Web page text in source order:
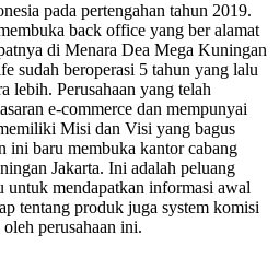
pada pertengahan tahun 2019.
back office yang ber alamat
di Menara Dea Mega Kuningan
sudah beroperasi 5 tahun yang lalu
lebih. Perusahaan yang telah
e-commerce dan mempunyai
Misi dan Visi yang bagus
ini baru membuka kantor cabang
Jakarta. Ini adalah peluang
untuk mendapatkan informasi awal
tentang produk juga system komisi
perusahaan ini.